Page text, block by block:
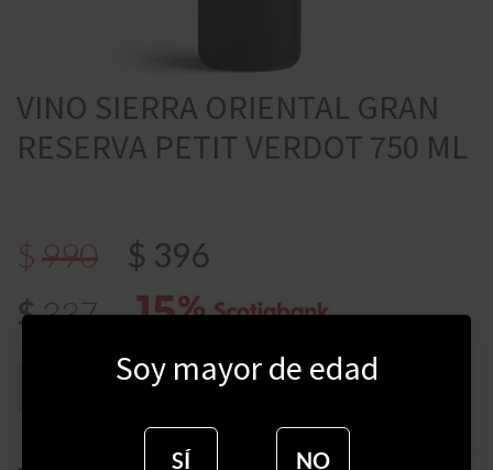
VINO SIERRA ORIENTAL GRAN
RESERVA PETIT VERDOT 750 ML
$ 990 $ 396
$337
Sin stock web
Soy mayor de edad
SÍ NO